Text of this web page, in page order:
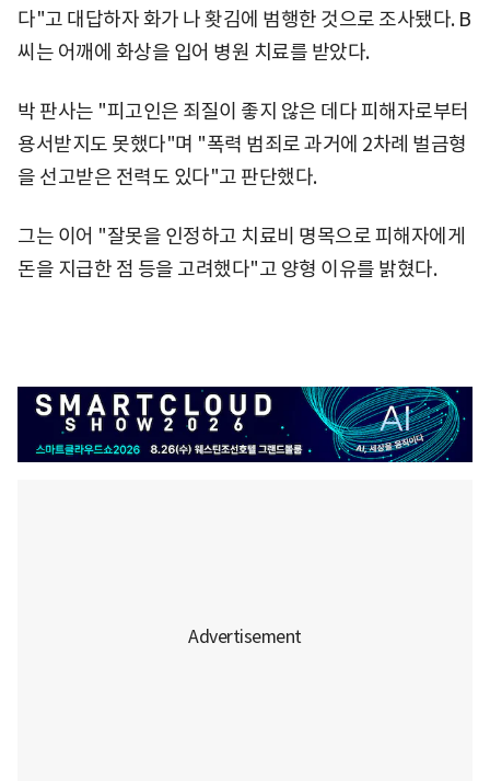
다"고 대답하자 화가 나 홧김에 범행한 것으로 조사됐다. B
씨는 어깨에 화상을 입어 병원 치료를 받았다.
박 판사는 "피고인은 죄질이 좋지 않은 데다 피해자로부터
용서받지도 못했다"며 "폭력 범죄로 과거에 2차례 벌금형
을 선고받은 전력도 있다"고 판단했다.
그는 이어 "잘못을 인정하고 치료비 명목으로 피해자에게
돈을 지급한 점 등을 고려했다"고 양형 이유를 밝혔다.